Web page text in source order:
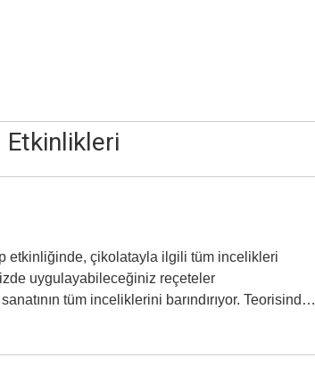
Etkinlikleri
etkinliğinde, çikolatayla ilgili tüm incelikleri
uygulayabileceğiniz reçeteler
tüm inceliklerini barındırıyor. Teorisind…